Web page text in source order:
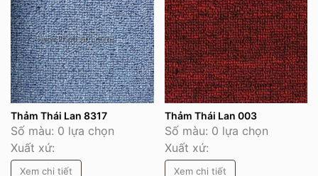
Thảm Thái Lan 8317
Số màu: 0 lựa chọn
Xuất xứ:
Xem chi tiết
Thảm Thái Lan 003
Số màu: 0 lựa chọn
Xuất xứ:
Xem chi tiết